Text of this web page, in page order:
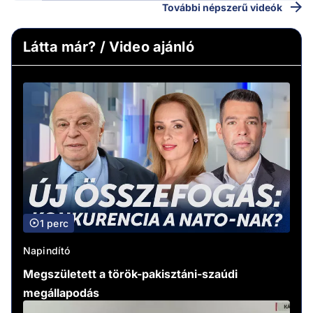
További népszerű videók
Látta már? / Video ajánló
1 perc
Napindító
Megszületett a török-pakisztáni-szaúdi
megállapodás